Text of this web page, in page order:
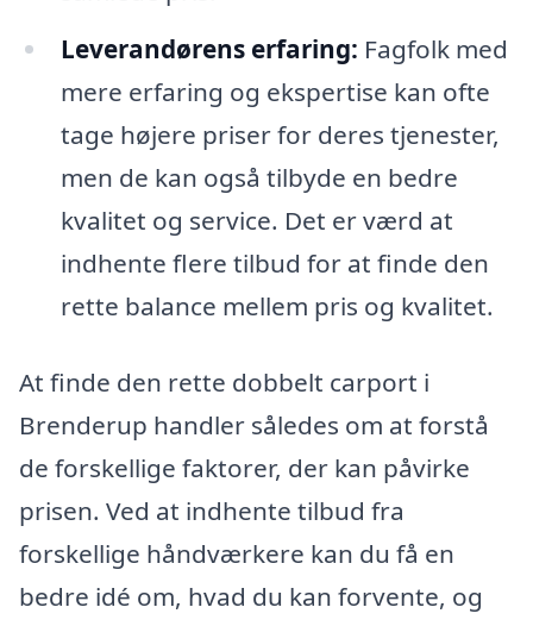
Leverandørens erfaring: Fagfolk med
mere erfaring og ekspertise kan ofte
tage højere priser for deres tjenester,
men de kan også tilbyde en bedre
kvalitet og service. Det er værd at
indhente flere tilbud for at finde den
rette balance mellem pris og kvalitet.
At finde den rette dobbelt carport i
Brenderup handler således om at forstå
de forskellige faktorer, der kan påvirke
prisen. Ved at indhente tilbud fra
forskellige håndværkere kan du få en
bedre idé om, hvad du kan forvente, og